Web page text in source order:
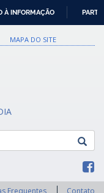
À INFORMAÇÃO
MAPA DO SITE
Frequentes
Contato